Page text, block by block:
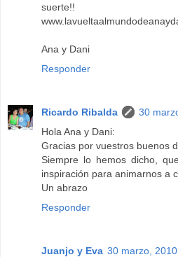
suerte!!
Ana y Dani
Responder
Ricardo Ribalda
30
Hola Ana y Dani:
Gracias por vuestros buenos
Siempre lo hemos dicho,
inspiración para animarnos a
Un abrazo
Responder
Juanjo y Eva 30 marzo, 2010